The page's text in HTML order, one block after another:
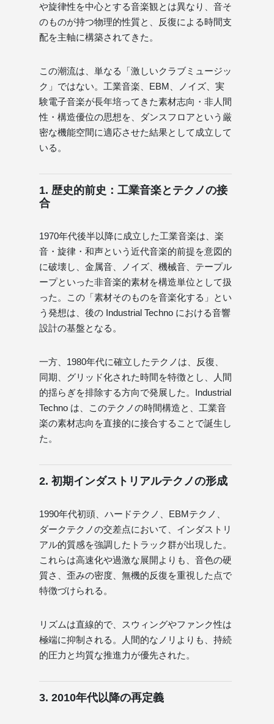
や旋律性を中心とする音楽観とは異なり、音そ
のものが持つ物理的性質と、反復による時間支
配を主軸に構築されてきた。
この潮流は、単なる「激しいクラブミュージッ
ク」ではない。工業音楽、EBM、ノイズ、実
験電子音楽が長年培ってきた素材志向・非人間
性・構造優位の思想を、ダンスフロアという厳
密な機能空間に適応させた結果として成立して
いる。
1. 歴史的前史：工業音楽とテクノの接
合
1970年代後半以降に成立した工業音楽は、楽
音・旋律・和声という近代音楽的前提を意図的
に破壊し、金属音、ノイズ、機械音、テープル
ープといった非音楽的素材を構造単位として扱
った。この「素材そのものを音楽化する」とい
う発想は、後の Industrial Techno における音響
設計の基盤となる。
一方、1980年代に確立したテクノは、反復、
同期、グリッド化された時間を特徴とし、人間
的揺らぎを排除する方向で発展した。Industrial
Techno は、このテクノの時間構造と、工業音
楽の素材志向を直接的に接合することで誕生し
た。
2. 初期インダストリアルテクノの形成
1990年代初頭、ハードテクノ、EBMテクノ、
ダークテクノの交差点において、インダストリ
アル的質感を強調したトラック群が出現した。
これらは高速化や過激な展開よりも、音色の硬
質さ、歪みの密度、無機的反復を重視した点で
特徴づけられる。
リズムは直線的で、スウィングやファンク性は
極端に抑制される。人間的なノリよりも、持続
的圧力と均質な推進力が優先された。
3. 2010年代以降の再定義